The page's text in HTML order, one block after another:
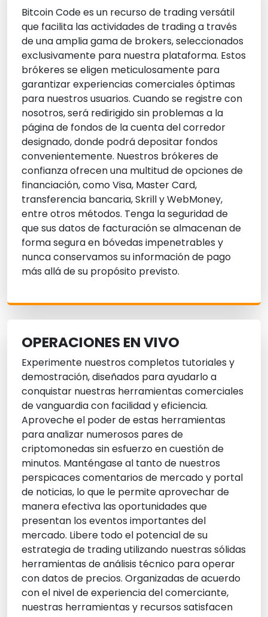
Bitcoin Code es un recurso de trading versátil
que facilita las actividades de trading a través
de una amplia gama de brokers, seleccionados
exclusivamente para nuestra plataforma. Estos
brókeres se eligen meticulosamente para
garantizar experiencias comerciales óptimas
para nuestros usuarios. Cuando se registre con
nosotros, será redirigido sin problemas a la
página de fondos de la cuenta del corredor
designado, donde podrá depositar fondos
convenientemente. Nuestros brókeres de
confianza ofrecen una multitud de opciones de
financiación, como Visa, Master Card,
transferencia bancaria, Skrill y WebMoney,
entre otros métodos. Tenga la seguridad de
que sus datos de facturación se almacenan de
forma segura en bóvedas impenetrables y
nunca conservamos su información de pago
más allá de su propósito previsto.
OPERACIONES EN VIVO
Experimente nuestros completos tutoriales y
demostración, diseñados para ayudarlo a
conquistar nuestras herramientas comerciales
de vanguardia con facilidad y eficiencia.
Aproveche el poder de estas herramientas
para analizar numerosos pares de
criptomonedas sin esfuerzo en cuestión de
minutos. Manténgase al tanto de nuestros
perspicaces comentarios de mercado y portal
de noticias, lo que le permite aprovechar de
manera efectiva las oportunidades que
presentan los eventos importantes del
mercado. Libere todo el potencial de su
estrategia de trading utilizando nuestras sólidas
herramientas de análisis técnico para operar
con datos de precios. Organizadas de acuerdo
con el nivel de experiencia del comerciante,
nuestras herramientas y recursos satisfacen